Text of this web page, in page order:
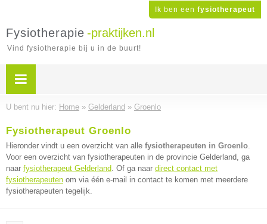
Ik ben een fysiotherapeut
Fysiotherapie -praktijken.nl
Vind fysiotherapie bij u in de buurt!
U bent nu hier: Home » Gelderland » Groenlo
Fysiotherapeut Groenlo
Hieronder vindt u een overzicht van alle fysiotherapeuten in Groenlo.
Voor een overzicht van fysiotherapeuten in de provincie Gelderland, ga
naar fysiotherapeut Gelderland. Of ga naar direct contact met
fysiotherapeuten om via één e-mail in contact te komen met meerdere
fysiotherapeuten tegelijk.